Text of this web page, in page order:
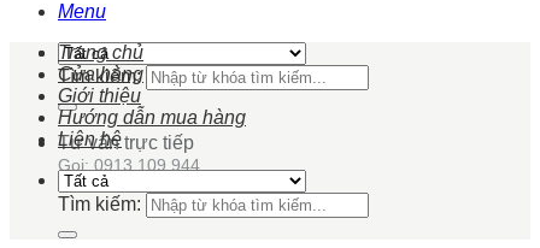
Menu
Tìm kiếm:
Tư vấn trực tiếp
Gọi: 0913 109 944
Trang chủ
Cửa hàng
Giới thiệu
Hướng dẫn mua hàng
Liên hệ
Tìm kiếm: